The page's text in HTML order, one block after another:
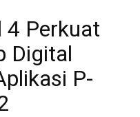
4 Perkuat
Digital
P-